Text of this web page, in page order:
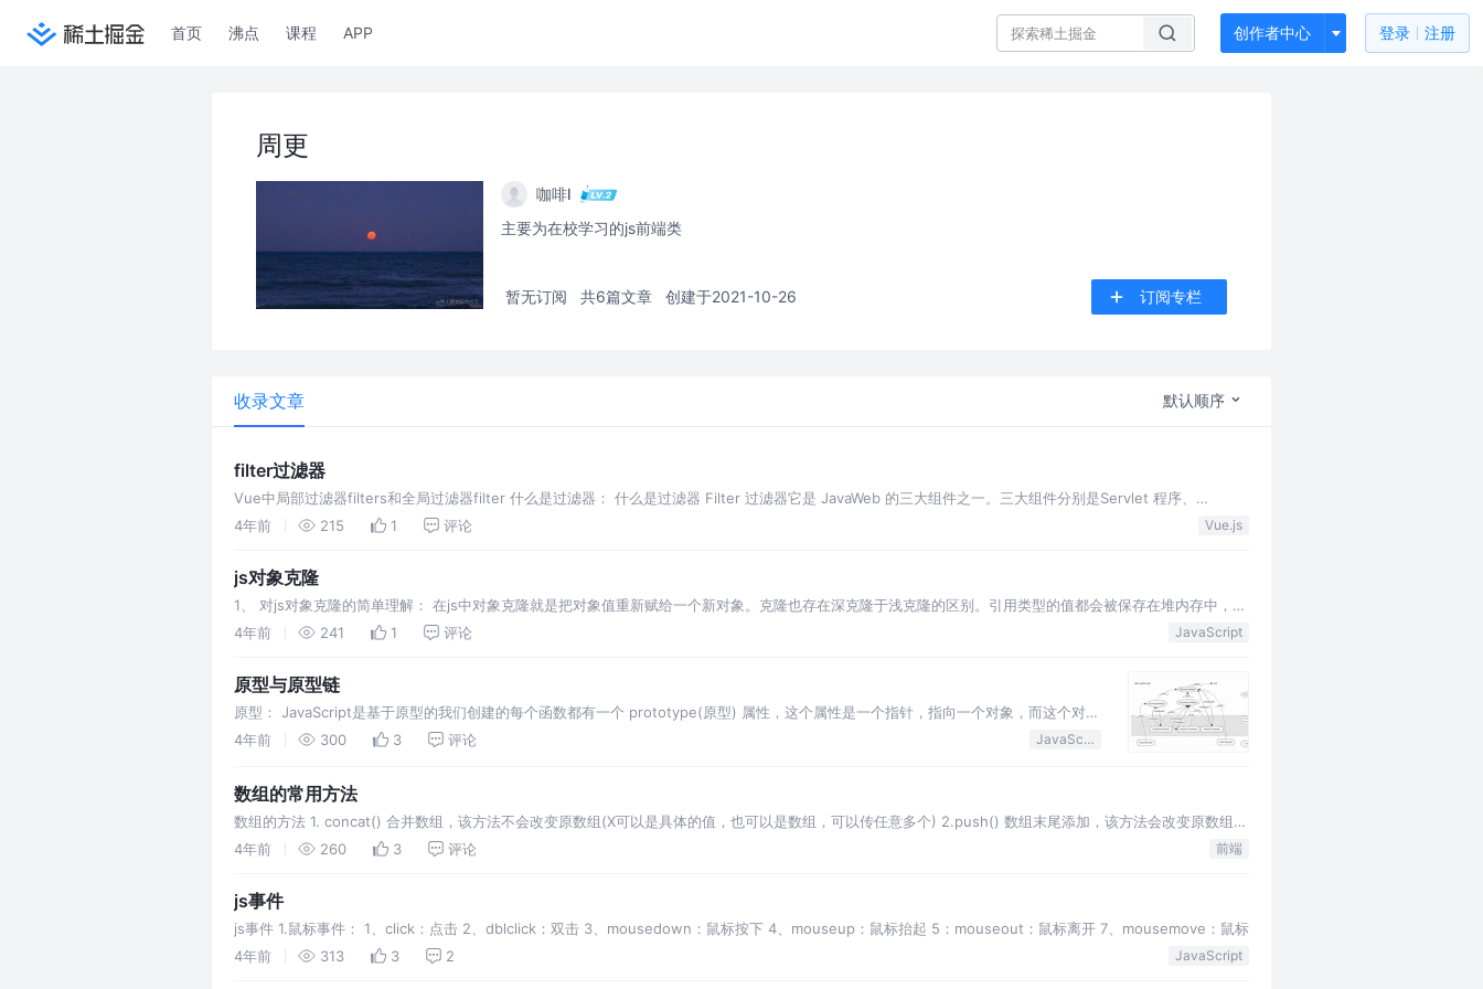
首页 沸点 课程 APP 创作者中心 登录 注册
周更
咖啡l
主要为在校学习的js前端类
暂无订阅 共6篇文章 创建于2021-10-26 订阅专栏
收录文章 默认顺序
filter过滤器
Vue中局部过滤器filters和全局过滤器filter 什么是过滤器： 什么是过滤器 Filter 过滤器它是 JavaWeb 的三大组件之一。三大组件分别是Servlet 程序、
Listener
4年前 215 1 评论 Vue.js
js对象克隆
1、 对js对象克隆的简单理解： 在js中对象克隆就是把对象值重新赋给一个新对象。克隆也存在深克隆于浅克隆的区别。引用类型的值都会被保存在堆内存中，在
栈内存中会存在一个指针指向堆内存中的值。这时，如果
4年前 241 1 评论 JavaScript
原型与原型链
原型： JavaScript是基于原型的我们创建的每个函数都有一个 prototype(原型) 属性，这个属性是一个指针，指向一个对象，而这个对象
的用途是包含可以由特定类型的所有实例共享的属性和方法。
4年前 300 3 评论 JavaScript
数组的常用方法
数组的方法 1. concat() 合并数组，该方法不会改变原数组(X可以是具体的值，也可以是数组，可以传任意多个) 2.push() 数组末尾添加，该方法会改变原数组
（X(必填)为要添加数组的第一个
4年前 260 3 评论 前端
js事件
js事件 1.鼠标事件： 1、click：点击 2、dblclick：双击 3、mousedown：鼠标按下 4、mouseup：鼠标抬起 5：mouseout：鼠标离开 7、mousemove：鼠标
4年前
313 3 2 JavaScript